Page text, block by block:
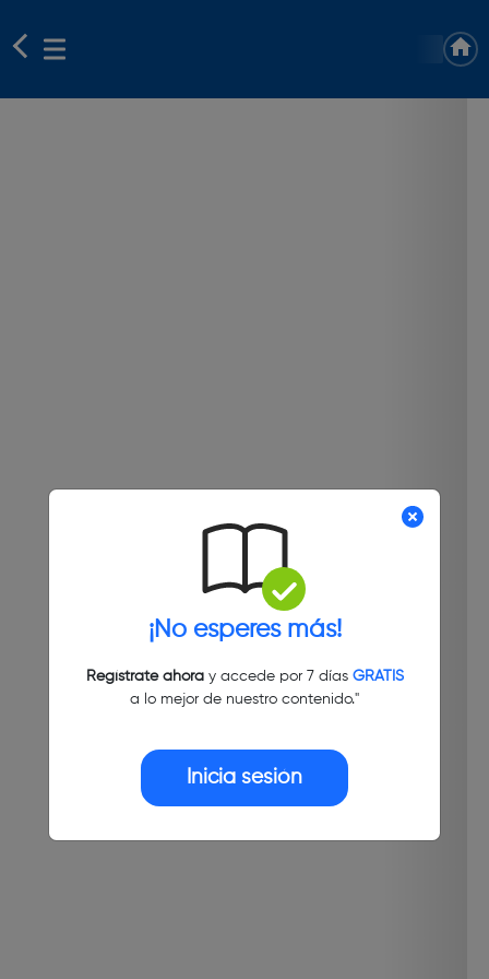
¡No esperes más!
Regístrate ahoray accede por 7 días GRATIS
a lo mejor de nuestro contenido."
Inicia sesión